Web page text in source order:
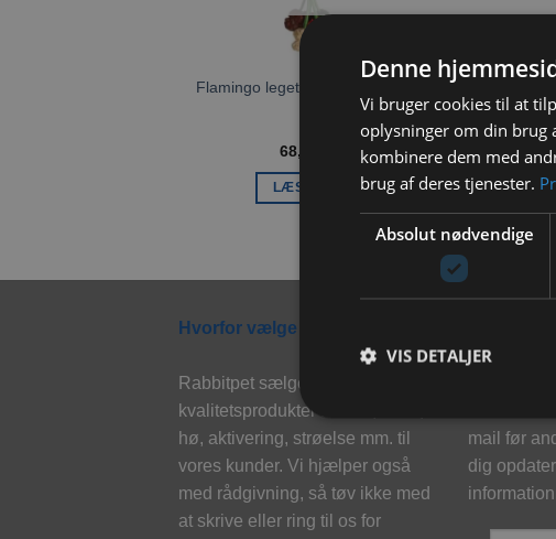
Flamingo legetøj Crups Pompom
68,00
LÆS MERE
Hvorfor vælge Rabbitpet?
Rabbitpet sælger ikke kun
kvalitetsprodukter såsom, foder,
hø, aktivering, strøelse mm. til
vores kunder. Vi hjælper også
med rådgivning, så tøv ikke med
at skrive eller ring til os for
mail før
dig
Denne
Vi bruger cookies til at
oplysninger om din brug
kombinere dem med
brug af deres tjenester.
Absolut nødvendige
VIS DETALJER